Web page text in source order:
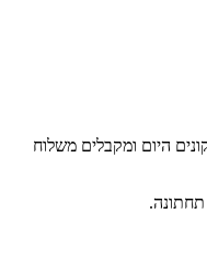
היום ומקבלים משלוח